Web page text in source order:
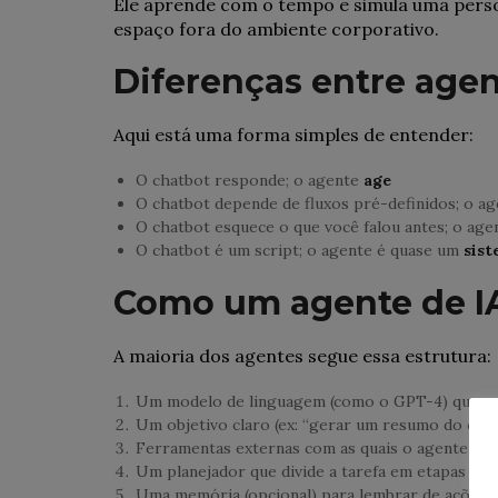
espaço fora do ambiente corporativo.
Diferenças entre
Aqui está uma forma simples de entender:
O chatbot responde; o agente age
O chatbot depende de fluxos pré-definidos; o
O chatbot esquece o que você falou antes; o
O chatbot é um script; o agente é quase um
Como um agente de
A maioria dos agentes segue essa estrutura:
Um modelo de linguagem (como o GPT-4) que
Um objetivo claro (ex: “gerar um resumo do
Ferramentas externas com as quais o agente
Um planejador que divide a tarefa em etapas e